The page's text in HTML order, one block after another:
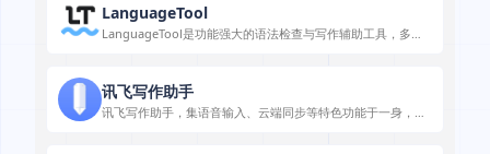
LanguageTool
LanguageTool是功能强大的语法检查与写作辅助工具，多语
讯飞写作助手
讯飞写作助手，集语音输入、云端同步等特色功能于一身，助